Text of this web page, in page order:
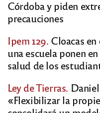
Córdoba y piden
precauciones
Ipem 129. Cloacas
una escuela ponen
salud de los
Ley de Tierras.
«Flexibilizar la